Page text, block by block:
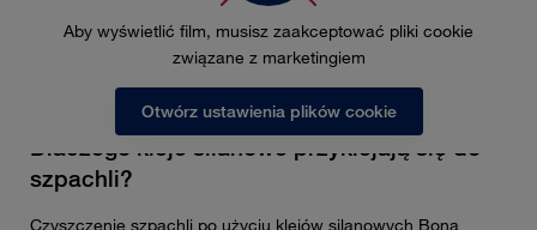
Aby wyświetlić film, musisz zaakceptować pliki cookie
związane z marketingiem
Otwórz ustawienia plików cookie
Dlaczego kleje silanowe przyklejają się do
szpachli?
Czyszczenie szpachli po użyciu klejów silanowych Bona